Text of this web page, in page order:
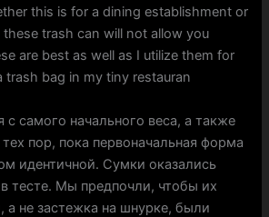
this is for a dining establishment or
trash can will not allow you
are best as well as I utilize them for
trash bag in my tiny restauran
с самого начального веса, а также
пор, пока первоначальная форма
идентичной. Сумки оказались
тесте. Мы предпочли, чтобы их
а не застежка на шнурке, были